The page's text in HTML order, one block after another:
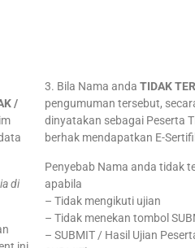
/
di
3. Bila Nama andaTIDAK
pengumuman tersebut,
dinyatakan sebagai Peserta
berhak mendapatkan E-
Penyebab Nama anda tidak
apabila
– Tidak mengikuti ujian
– Tidak menekan tombol
– SUBMIT / Hasil Ujian